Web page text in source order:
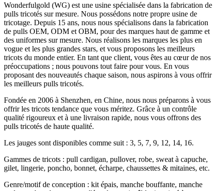
Wonderfulgold (WG) est une usine spécialisée dans la fabrication de
pulls tricotés sur mesure. Nous possédons notre propre usine de
tricotage. Depuis 15 ans, nous nous spécialisons dans la fabrication
de pulls OEM, ODM et OBM, pour des marques haut de gamme et
des uniformes sur mesure. Nous réalisons les marques les plus en
vogue et les plus grandes stars, et vous proposons les meilleurs
tricots du monde entier. En tant que client, vous êtes au cœur de nos
préoccupations ; nous pouvons tout faire pour vous. En vous
proposant des nouveautés chaque saison, nous aspirons à vous offrir
les meilleurs pulls tricotés.
Fondée en 2006 à Shenzhen, en Chine, nous nous préparons à vous
offrir les tricots tendance que vous méritez. Grâce à un contrôle
qualité rigoureux et à une livraison rapide, nous vous offrons des
pulls tricotés de haute qualité.
Les jauges sont disponibles comme suit : 3, 5, 7, 9, 12, 14, 16.
Gammes de tricots : pull cardigan, pullover, robe, sweat à capuche,
gilet, lingerie, poncho, bonnet, écharpe, chaussettes & mitaines, etc.
Genre/motif de conception : kit épais, manche bouffante, manche